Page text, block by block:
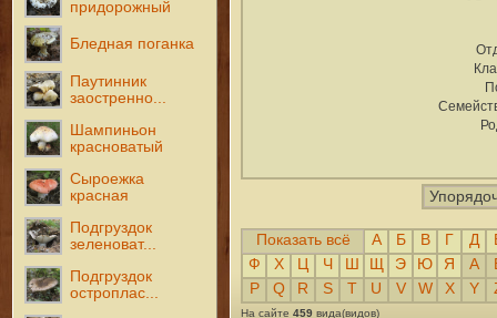
придорожный
Бледная поганка
Паутинник
заостренно...
Шампиньон
красноватый
Сыроежка
красная
Подгруздок
зеленоват...
Подгруздок
остроплас...
Показать всё А Б В Г Д
Ф
Х Ч Э Ю Я A
P
Q R S T U V W X Y
На сайте 459вида(видов)